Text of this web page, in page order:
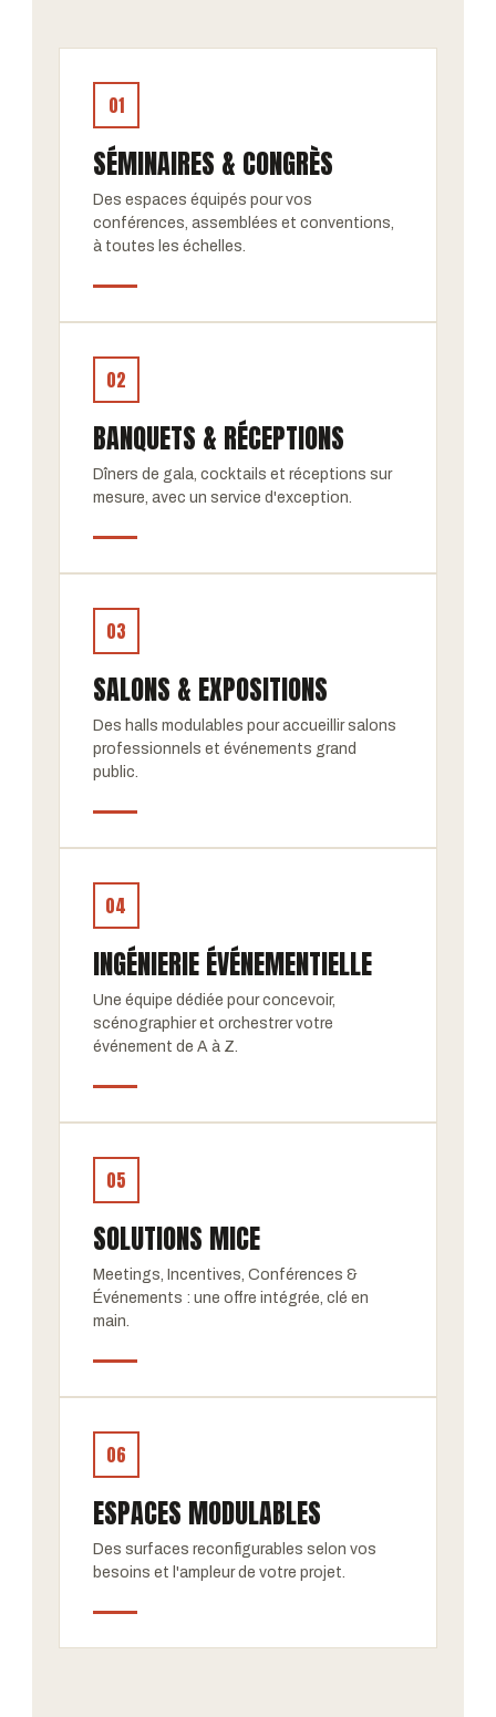
01
SÉMINAIRES & CONGRÈS
Des espaces équipés pour vos
conférences, assemblées et conventions,
à toutes les échelles.
02
BANQUETS & RÉCEPTIONS
Dîners de gala, cocktails et réceptions sur
mesure, avec un service d'exception.
03
SALONS & EXPOSITIONS
Des halls modulables pour accueillir salons
professionnels et événements grand
public.
04
INGÉNIERIE ÉVÉNEMENTIELLE
Une équipe dédiée pour concevoir,
scénographier et orchestrer votre
événement de A à Z.
05
SOLUTIONS MICE
Meetings, Incentives, Conférences &
Événements : une offre intégrée, clé en
main.
06
ESPACES MODULABLES
Des surfaces reconfigurables selon vos
besoins et l'ampleur de votre projet.